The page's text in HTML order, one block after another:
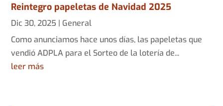
Reintegro papeletas de Navidad 2025
Dic 30, 2025 | General
Como anunciamos hace unos días, las papeletas que
vendió ADPLA para el Sorteo de la lotería de...
leer más